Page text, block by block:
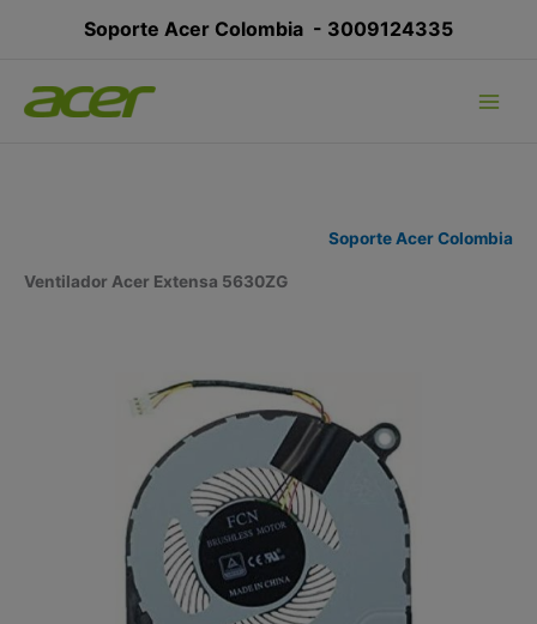
Soporte Acer Colombia - 3009124335
Soporte Acer Colombia
Ventilador Acer Extensa 5630ZG